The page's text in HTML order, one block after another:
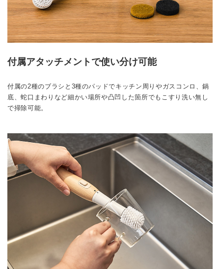
付属アタッチメントで使い分け可能
付属の2種のブラシと3種のパッドでキッチン周りやガスコンロ、鍋
底、蛇口まわりなど細かい場所や凸凹した箇所でもこすり洗い無し
で掃除可能。